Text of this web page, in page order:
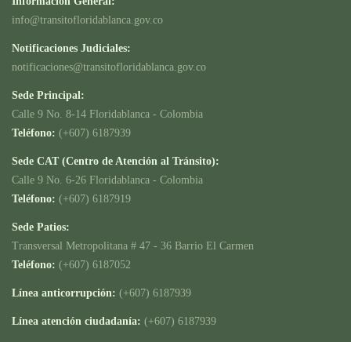
info@transitofloridablanca.gov.co
Notificaciones Judiciales:
notificaciones@transitofloridablanca.gov.co
Sede Principal:
Calle 9 No. 8-14 Floridablanca - Colombia
Teléfono: (+607) 6187939
Sede CAT (Centro de Atención al Tránsito):
Calle 9 No. 6-26 Floridablanca - Colombia
Teléfono: (+607) 6187919
Sede Patios:
Transversal Metropolitana # 47 - 36 Barrio El Carmen
Teléfono: (+607) 6187052
Línea anticorrupción: (+607) 6187939
Línea atención ciudadanía: (+607) 6187939